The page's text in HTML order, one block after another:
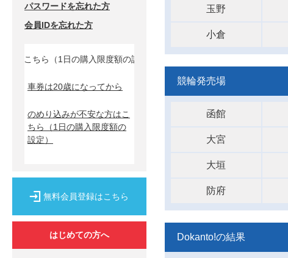
パスワードを忘れた方
会員IDを忘れた方
ら（1日の購入限度額の設定）↓
車券は20歳になってから
のめり込みが不安な方はこ
ちら
（1日の購入限度額の
設定）
無料会員登録はこちら
はじめての方へ
玉野
小倉
競輪発売場
函館
大宮
大垣
防府
Dokanto!の結果